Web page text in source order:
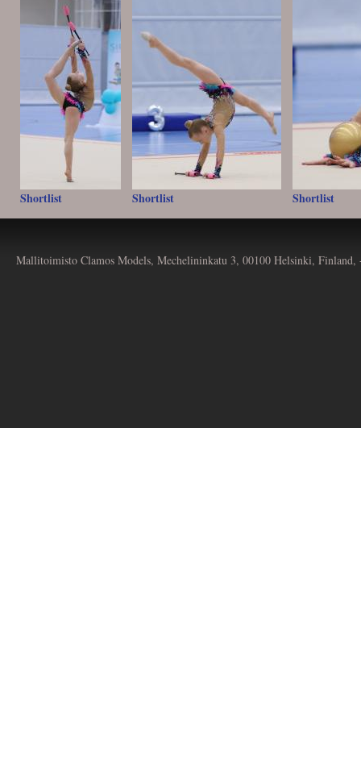
Shortlist Shortlist Shortlist
Mallitoimisto Clamos Models, Mechelininkatu 3, 00100 Helsinki,